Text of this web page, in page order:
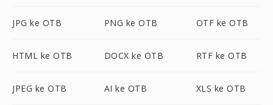
JPG ke OTB PNG ke OTB OTF ke OTB
HTML ke OTB DOCX ke OTB RTF ke OTB
JPEG ke OTB AI ke OTB XLS ke OTB